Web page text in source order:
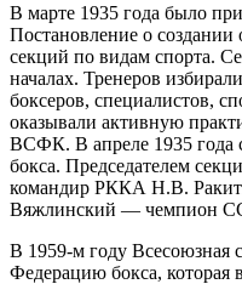
В марте 1935 года было
Постановление о
секций по видам спорта.
началах. Тренеров
боксеров, специалистов,
оказывали активную
ВСФК. В апреле 1935 года
бокса. Председателем
командир РККА Н.В.
Вяжлинский — чемпион
В 1959-м году Всесоюзная
Федерацию бокса, которая